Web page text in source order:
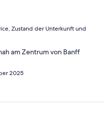
Zustand der Unterkunft und
am Zentrum von Banff
2025